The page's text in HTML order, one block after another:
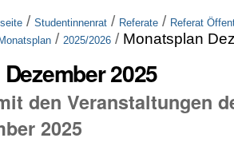
/ Studentinnenrat / Referate / Referat
Monatsplan / 2025/2026 / Monatsplan
2025
den Veranstaltungen
2025